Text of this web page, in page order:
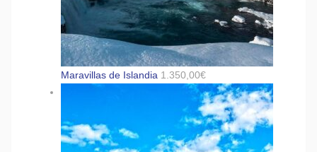
Maravillas de Islandia 1.350,00€